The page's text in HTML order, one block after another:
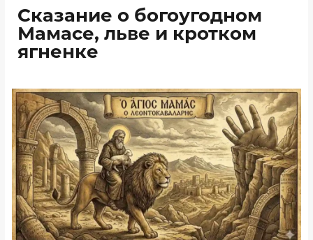
Сказание о богоугодном
Мамасе, льве и кротком
ягненке